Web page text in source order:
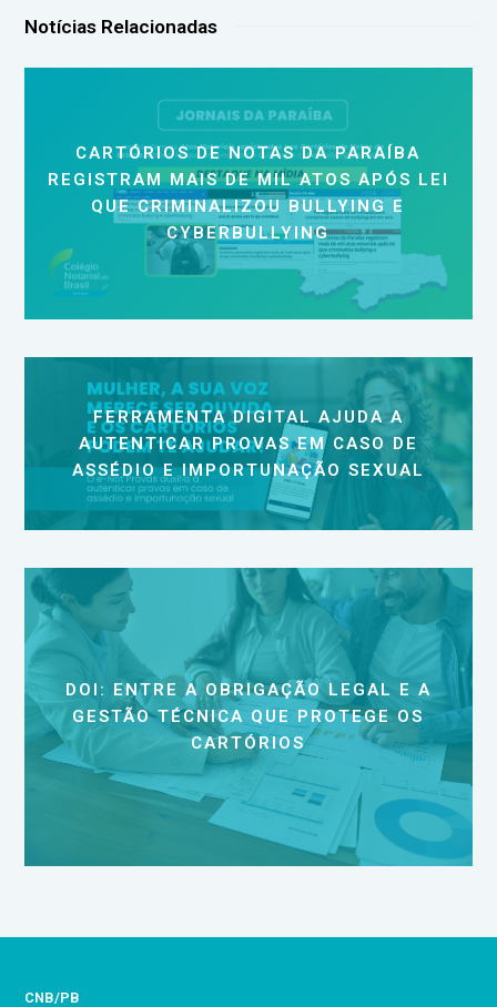
Notícias Relacionadas
CARTÓRIOS DE NOTAS DA PARAÍBA
REGISTRAM MAIS DE MIL ATOS APÓS LEI
QUE CRIMINALIZOU BULLYING E
CYBERBULLYING
FERRAMENTA DIGITAL AJUDA A
AUTENTICAR PROVAS EM CASO DE
ASSÉDIO E IMPORTUNAÇÃO SEXUAL
DOI: ENTRE A OBRIGAÇÃO LEGAL E A
GESTÃO TÉCNICA QUE PROTEGE OS
CARTÓRIOS
CNB/PB